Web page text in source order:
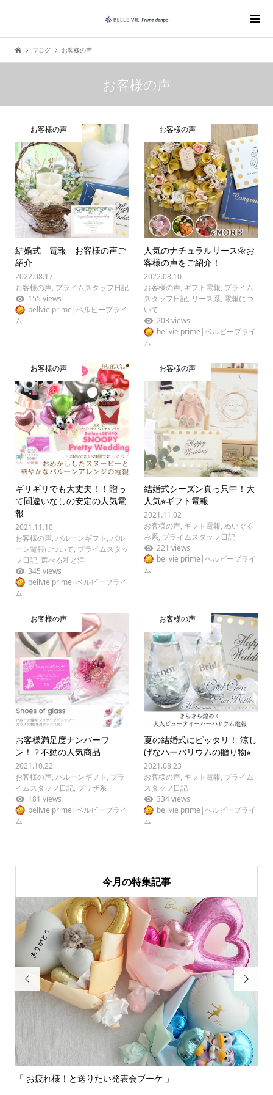
ブログ お客様の声
お客様の声
お客様の声
結婚式 電報 お客様の声ご
紹介
2022.08.17
お客様の声, プライムスタッフ日記
155 views
bellvie prime|ベルビープライ
ム
お客様の声
人気のナチュラルリース🌼お
客様の声をご紹介！
2022.08.10
お客様の声, ギフト電報, プライム
スタッフ日記, リース系, 電報につ
いて
203 views
bellvie prime|ベルビープライ
ム
お客様の声
ギリギリでも大丈夫！！贈っ
て間違いなしの安定の人気電
報
2021.11.10
お客様の声, バルーンギフト , バル
ーン電報について, プライムスタッ
フ日記, 選べる和と洋
345 views
bellvie prime|ベルビープライ
ム
お客様の声
結婚式シーズン真っ只中！大
人気⭐︎ギフト電報
2021.11.02
お客様の声, ギフト電報,ぬいぐる
み系, プライムスタッフ日記
221 views
bellvie prime|ベルビープライ
ム
お客様の声
お客様満足度ナンバーワ
ン！？不動の人気商品
2021.10.22
お客様の声, バルーンギフト , プラ
イムスタッフ日記, プリザ系
181 views
bellvie prime|ベルビープライ
ム
お客様の声
夏の結婚式にピッタリ！ 涼し
げなハーバリウムの贈り物⭐︎
2021.08.23
お客様の声, ギフト電報, プライム
スタッフ日記
334 views
bellvie prime|ベルビープライ
ム
今月の特集記事

「 お疲れ様！と送りたい発表会ブーケ 」
